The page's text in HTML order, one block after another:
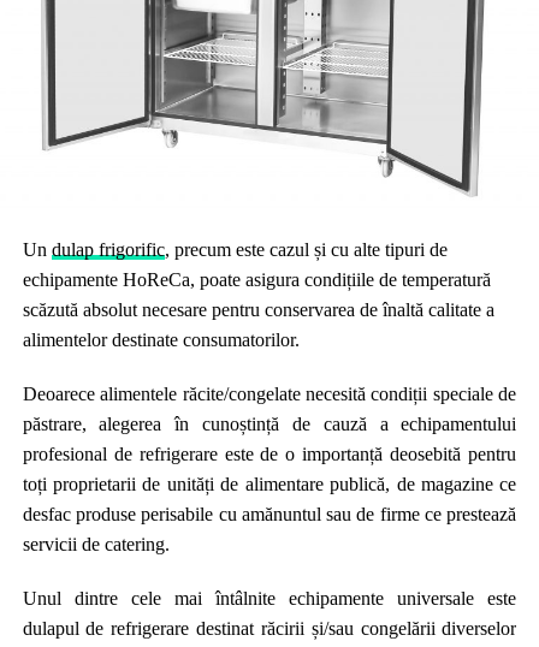
Un dulap frigorific, precum este cazul și cu alte tipuri de
echipamente HoReCa, poate asigura condițiile de temperatură
scăzută absolut necesare pentru conservarea de înaltă calitate a
alimentelor destinate consumatorilor.
Deoarece alimentele răcite/congelate necesită condiții speciale de
păstrare, alegerea în cunoștință de cauză a echipamentului
profesional de refrigerare este de o importanță deosebită pentru
toți proprietarii de unități de alimentare publică, de magazine ce
desfac produse perisabile cu amănuntul sau de firme ce prestează
servicii de catering.
Unul dintre cele mai întâlnite echipamente universale este
dulapul de refrigerare destinat răcirii și/sau congelării diverselor